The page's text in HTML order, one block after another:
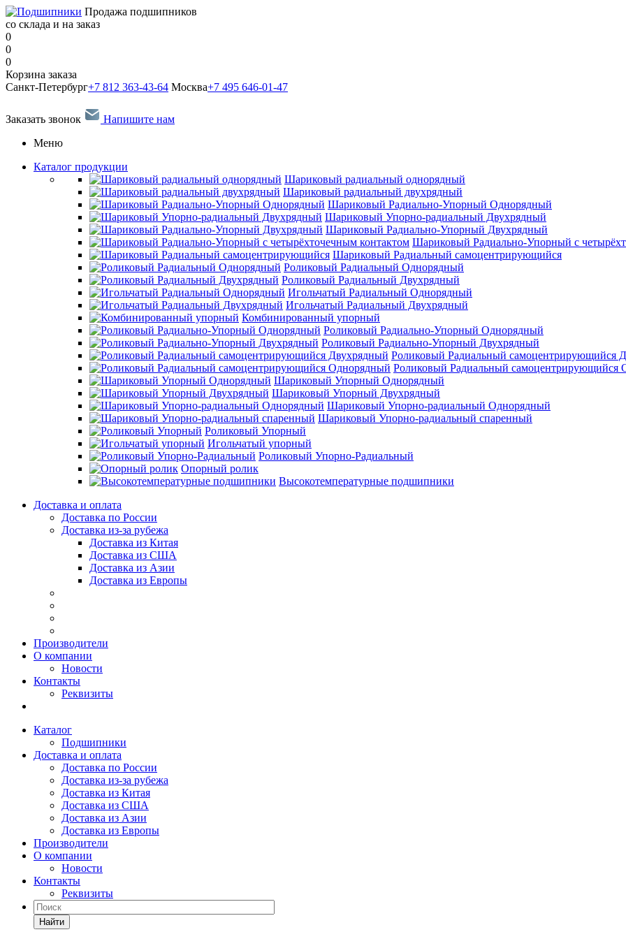
Продажа подшипников
со склада и на заказ
0
0
0
Корзина заказа
Санкт-Петербург+7 812 363-43-64 Москва+7 495 646-01-47
Заказать звонок
Напишите нам
Меню
Каталог продукции
Шариковый радиальный однорядный
Шариковый радиальный двухрядный
Шариковый Радиально-Упорный Однорядный
Шариковый Упорно-радиальный Двухрядный
Шариковый Радиально-Упорный Двухрядный
Шариковый Радиально-Упорный с
Шариковый Радиальный самоцентрирующийся
Роликовый Радиальный Однорядный
Роликовый Радиальный Двухрядный
Игольчатый Радиальный Однорядный
Игольчатый Радиальный Двухрядный
Комбинированный упорный
Роликовый Радиально-Упорный Однорядный
Роликовый Радиально-Упорный Двухрядный
Роликовый Радиальный самоцентрирующийся
Роликовый Радиальный самоцентрирующийся
Шариковый Упорный Однорядный
Шариковый Упорный Двухрядный
Шариковый Упорно-радиальный Однорядный
Шариковый Упорно-радиальный спаренный
Роликовый Упорный
Игольчатый упорный
Роликовый Упорно-Радиальный
Опорный ролик
Высокотемпературные подшипники
Доставка и оплата
Доставка по России
Доставка из-за рубежа
Доставка из Китая
Доставка из США
Доставка из Азии
Доставка из Европы
Производители
О компании
Новости
Контакты
Реквизиты
Каталог
Подшипники
Доставка и оплата
Доставка по России
Доставка из-за рубежа
Доставка из Китая
Доставка из США
Доставка из Азии
Доставка из Европы
Производители
О компании
Новости
Контакты
Реквизиты
Найти